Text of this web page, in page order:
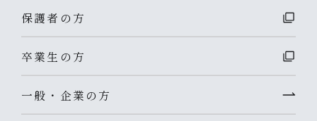
保護者の方
卒業生の方
一般・企業の方